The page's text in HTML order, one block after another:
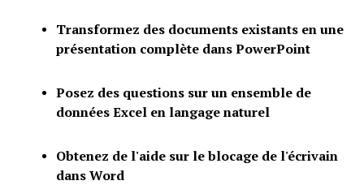
Transformez des documents existants en une
présentation complète dans PowerPoint
Posez des questions sur un ensemble de
données Excel en langage naturel
Obtenez de l'aide sur le blocage de l'écrivain
dans Word